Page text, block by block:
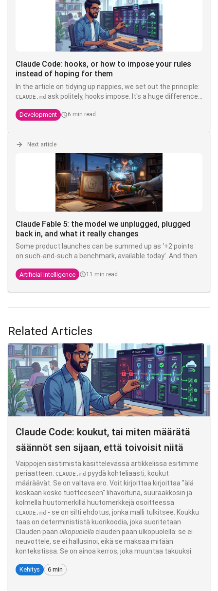
Claude Code: hooks, or how to impose your rules
instead of hoping for them
In the article on tidying up nappies, we set out the principle:
CLAUDE.md
executedoutside
negotiate, it doesn't hallucinate, and it doesn't cost
anything in context. It's the only layer that transforms an
into a guarantee.
Development 6 min read
Next article
Claude Fable 5: the model we unplugged, plugged
back in, and what it really changes
Some product launches can be summed up as ‘+2 points
on such-and-such a benchmark, available today’. And then
model in theMythos range to be made available to the
days later, then brought back online nineteen days after
Artificial Intelligence 11 min read
Related Articles
Claude Code: koukut, tai miten määrätä
säännöt sen sijaan, että toivoisit niitä
Vaippojen siistimistä käsittelevässä artikkelissa esitimme
periaatteen: CLAUDE.md pyydä kohteliaasti, koukut
määräävät. Se on valtava ero. Voit kirjoittaa kirjoittaa "älä
koskaan koske tuotteeseen" lihavoituna, suuraakkosin ja
kolmella huutomerkillä huutomerkkejä osoitteessa
CLAUDE.md - se on silti ehdotus, jonka malli tulkitsee. Koukku
taas on determinististä kuorikoodia, joka suoritetaan
Clauden pään ulkopuolella clauden pään ulkopuolella: se ei
neuvottele, se ei hallusinoi, eikä se maksaa mitään
kontekstissa. Se on ainoa kerros, joka muuntaa takuuksi.
Kehitys 6 min